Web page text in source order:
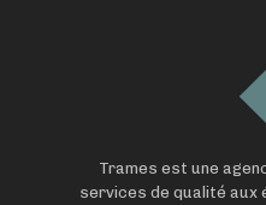
Trames est une
services de qualité aux